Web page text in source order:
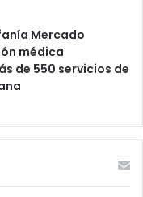
Mercado
médica
de 550 servicios de